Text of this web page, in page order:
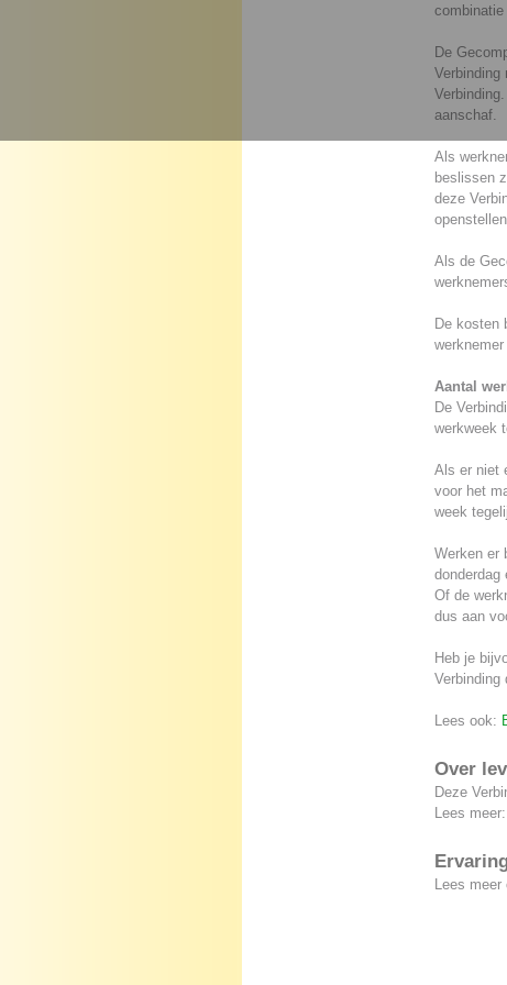
De
Verbinding
aanschaf.
Als
beslissen
deze
Als de
De kosten
Aantal
De
werkweek
Als er niet
voor het
week
Werken er
donderdag
Of de
dus aan
Heb je
Verbinding
Lees ook:
Over
Deze
Lees meer:
Lees meer